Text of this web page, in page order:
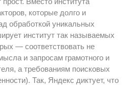
которые долго и
обработкой уникальных
институт так называемых
— соответствовать не
и запросам грамотного и
а требованиям поисковых
Так, Яндекс диктует, что